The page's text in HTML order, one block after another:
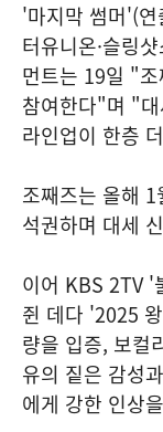
'마지막 썸머'(
터유니온·슬링
먼트는 19일 "
참여한다"며 "
라인업이 한층
조째즈는 올해
석권하며 대세
이어 KBS 2TV '
쥔 데다 '2025
량을 입증, 보컬
유의 짙은 감성
에게 강한 인상